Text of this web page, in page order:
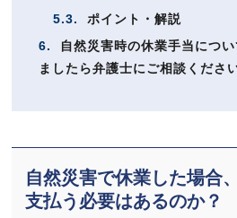
5.3.
ポイント・解説
6.
自然災害時の休業手当につ
ましたら弁護士にご相談ください
自然災害で休業した場合
支払う必要はあるのか？